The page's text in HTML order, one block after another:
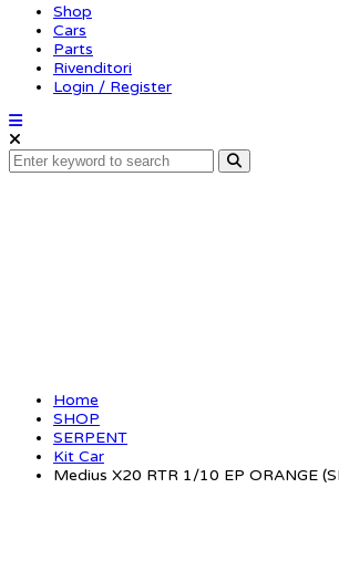
Shop
Cars
Parts
Rivenditori
Login / Register
Home
SHOP
SERPENT
Kit Car
Medius X20 RTR 1/10 EP ORANGE